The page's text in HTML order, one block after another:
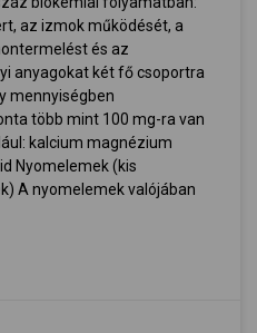
az izmok működését, a
és az
anyagokat két fő csoportra
mennyiségben
több mint 100 mg-ra van
kalcium magnézium
Nyomelemek (kis
A nyomelemek valójában